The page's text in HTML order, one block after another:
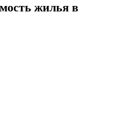
жилья в